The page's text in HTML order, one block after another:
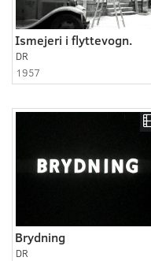
Ismejeri i flyttevogn.
DR
1957
Brydning
DR